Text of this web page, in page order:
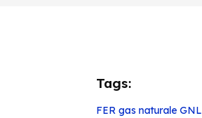
Tags:
FER gas naturale GNL